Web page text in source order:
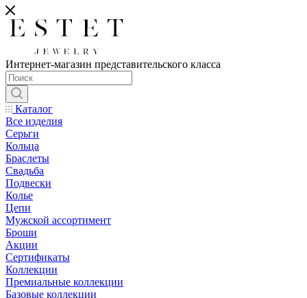
Интернет-магазин представительского класса
Каталог
Все изделия
Серьги
Кольца
Браслеты
Свадьба
Подвески
Колье
Цепи
Мужской ассортимент
Броши
Акции
Сертификаты
Коллекции
Премиальные коллекции
Базовые коллекции